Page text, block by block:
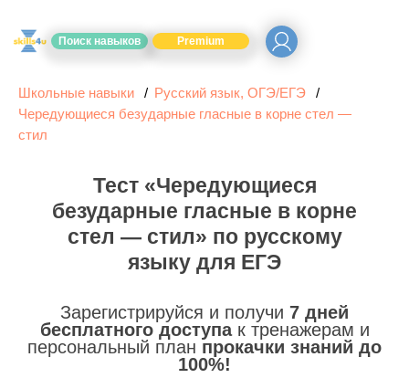
Поиск навыков Premium
Школьные навыки
Русский язык, ОГЭ/ЕГЭ
Чередующиеся безударные гласные в корне стел —
стил
Тест «Чередующиеся
безударные гласные в корне
стел — стил» по русскому
языку для ЕГЭ
Зарегистрируйся и получи 7 дней
бесплатного доступак тренажерам и
персональный план прокачки знаний до
100%!